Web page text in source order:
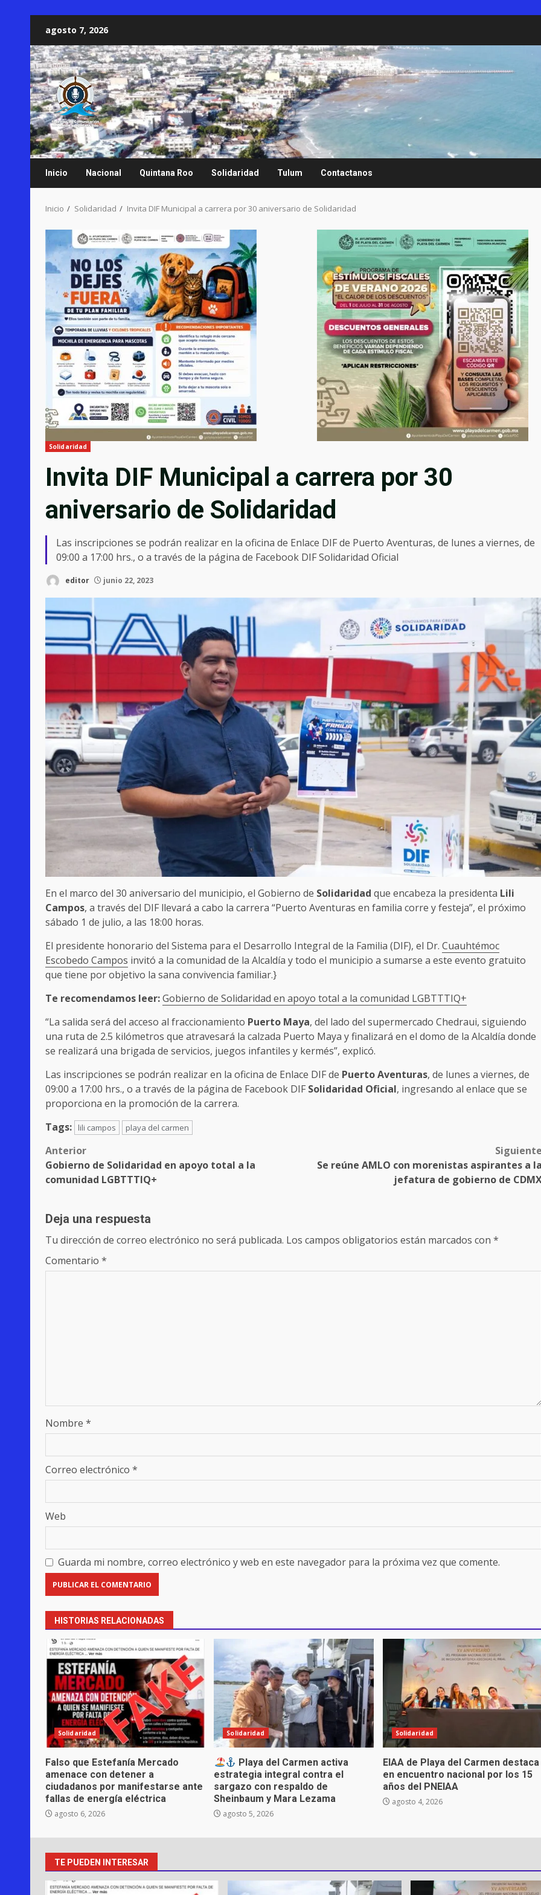
contenido
agosto 7, 2026
Inicio Nacional Quintana Roo Solidaridad Tulum Contactanos
Inicio Solidaridad Invita DIF Municipal a carrera por 30 aniversario de Solidaridad
Solidaridad
Invita DIF Municipal a carrera por 30
aniversario de Solidaridad
Las inscripciones se podrán realizar en la oficina de Enlace DIF de Puerto Aventuras, de lunes a viernes, de
09:00 a 17:00 hrs., o a través de la página de Facebook DIF Solidaridad Oficial
editor junio 22, 2023
En el marco del 30 aniversario del municipio, el Gobierno de Solidaridad que encabeza la presidenta Lili
Campos, a través del DIF llevará a cabo la carrera “Puerto Aventuras en familia corre y festeja”, el próximo
sábado 1 de julio, a las 18:00 horas.
El presidente honorario del Sistema para el Desarrollo Integral de la Familia (DIF), el Dr. Cuauhtémoc
Escobedo Campos invitó a la comunidad de la Alcaldía y todo el municipio a sumarse a este evento gratuito
que tiene por objetivo la sana convivencia familiar.}
Te recomendamos leer:Gobierno de Solidaridad en apoyo total a la comunidad LGBTTTIQ+
“La salida será del acceso al fraccionamiento Puerto Maya, del lado del supermercado Chedraui, siguiendo
una ruta de 2.5 kilómetros que atravesará la calzada Puerto Maya y finalizará en el domo de la Alcaldía donde
se realizará una brigada de servicios, juegos infantiles y kermés”, explicó.
Las inscripciones se podrán realizar en la oficina de Enlace DIF de Puerto Aventuras, de lunes a viernes, de
09:00 a 17:00 hrs., o a través de la página de Facebook DIF Solidaridad Oficial, ingresando al enlace que se
proporciona en la promoción de la carrera.
Tags:
lili campos playa del carmen
Post
navigation
Anterior
Gobierno de Solidaridad en apoyo total a la
comunidad LGBTTTIQ+
Siguiente
Se reúne AMLO con morenistas aspirantes a la
jefatura de gobierno de
Deja una respuesta
Tu dirección de correo electrónico no será publicada. Los campos obligatorios están marcados con *
Comentario *
Nombre *
Correo electrónico *
Web
Guarda mi nombre, correo electrónico y web en este navegador para la próxima vez que comente.
HISTORIAS RELACIONADAS
Solidaridad
Falso que Estefanía Mercado
amenace con detener a
ciudadanos por manifestarse ante
fallas de energía eléctrica
agosto 6, 2026
Solidaridad
Playa del Carmen activa
estrategia integral contra el
sargazo con respaldo de
Sheinbaum y Mara Lezama
agosto 5, 2026
Solidaridad
EIAA de Playa del Carmen destaca
en encuentro nacional por los 15
años del PNEIAA
agosto 4, 2026
TE PUEDEN INTERESAR